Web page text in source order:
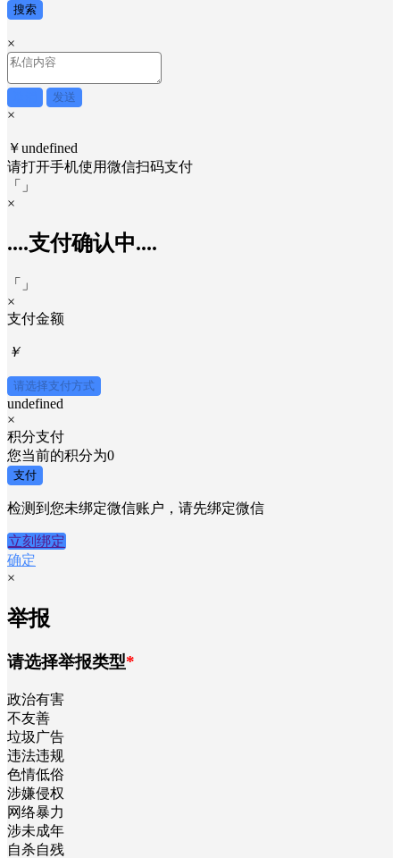
搜索
×
发送
×
￥undefined
请打开手机使用微信扫码支付
「
」
×
....支付确认中....
「
」
×
支付金额
￥
请选择支付方式
undefined
×
积分支付
您当前的积分为0
支付
检测到您未绑定微信账户，请先绑定微信
立刻绑定
确定
×
举报
请选择举报类型*
政治有害
不友善
垃圾广告
违法违规
色情低俗
涉嫌侵权
网络暴力
涉未成年
自杀自残